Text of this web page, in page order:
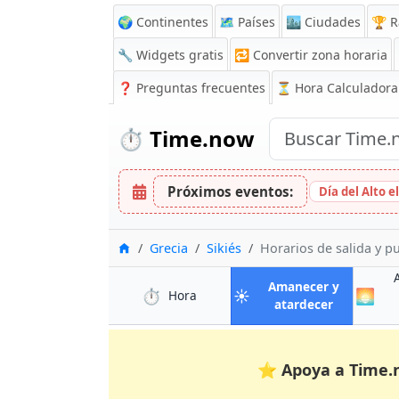
🌍 Continentes 🗺️ Países 🏙️ Ciudades 🏆
🔧 Widgets gratis
🔁 Convertir zona horaria
❓ Preguntas frecuentes ⏳ Hora Calculadora
⏱️ Time.now
Próximos eventos: Día del Alto
InicioGrecia Sikiés Horarios de salida y
⏱️ Hora en Sikiés
☀️
Amanecer y
atardeceren Sikiés
🌅
⭐ Apoya a